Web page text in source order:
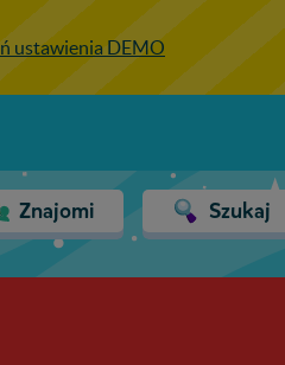
ustawienia DEMO
Znajomi Szukaj